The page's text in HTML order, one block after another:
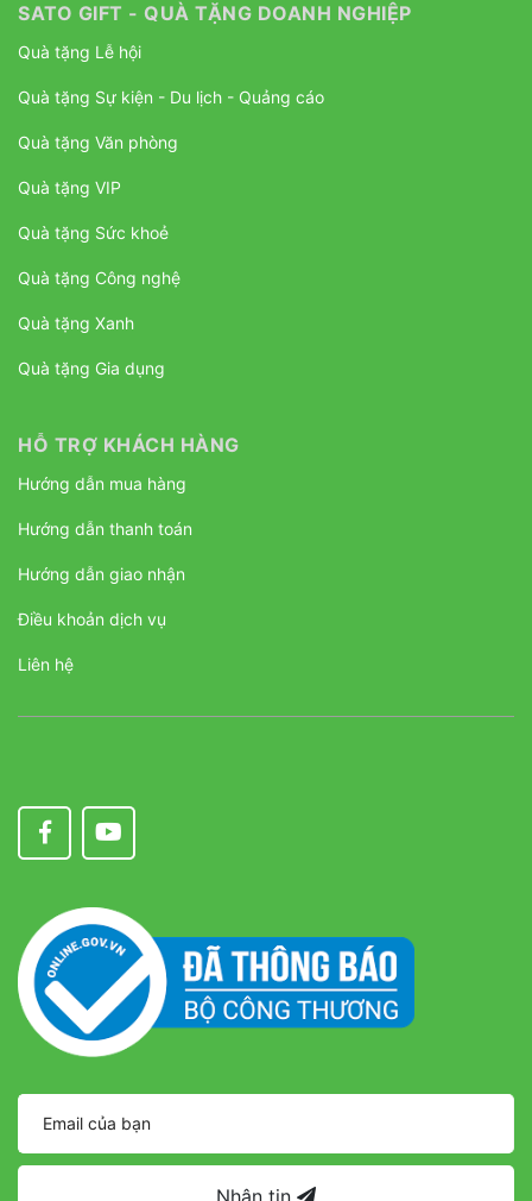
SATO GIFT - QUÀ TẶNG DOANH NGHIỆP
Quà tặng Lễ hội
Quà tặng Sự kiện - Du lịch - Quảng cáo
Quà tặng Văn phòng
Quà tặng VIP
Quà tặng Sức khoẻ
Quà tặng Công nghệ
Quà tặng Xanh
Quà tặng Gia dụng
HỖ TRỢ KHÁCH HÀNG
Hướng dẫn mua hàng
Hướng dẫn thanh toán
Hướng dẫn giao nhận
Điều khoản dịch vụ
Liên hệ